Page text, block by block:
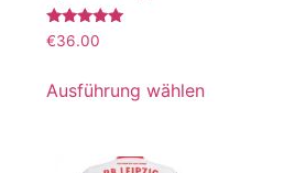
Bewertet
mit
von 5
€36.00
Ausführung wählen